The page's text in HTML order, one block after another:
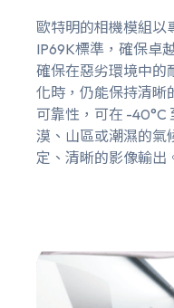
歐特明的相機模組以
IP69K標準，確保卓
確保在惡劣環境中的
化時，仍能保持清晰
可靠性，可在 -40°C
漠、山區或潮濕的氣
定、清晰的影像輸出